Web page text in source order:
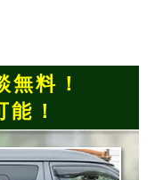
料！
！